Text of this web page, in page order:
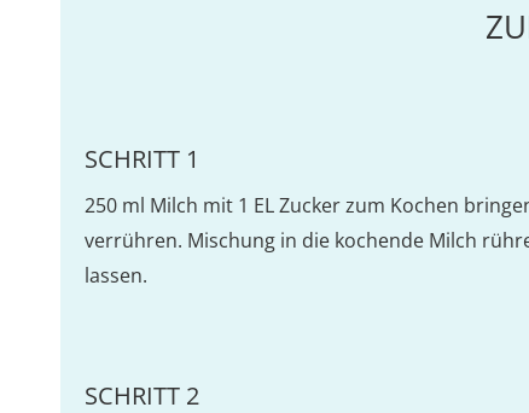
SCHRITT 1
250 ml Milch mit 1 EL Zucker zum Kochen
verrühren. Mischung in die kochende Milch
lassen.
SCHRITT 2